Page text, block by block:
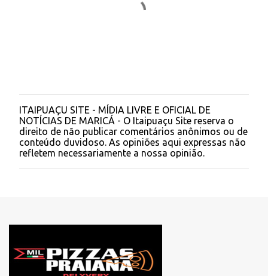
P
o
s
t
a
r
t
ITAIPUAÇU SITE - MÍDIA LIVRE E OFICIAL DE
NOTÍCIAS DE MARICÁ - O Itaipuaçu Site reserva o
direito de não publicar comentários anônimos ou de
conteúdo duvidoso. As opiniões aqui expressas não
refletem necessariamente a nossa opinião.